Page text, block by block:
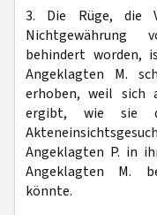
3. Die Rüge, die
Nichtgewährung
behindert worden,
Angeklagten M.
erhoben, weil sich
ergibt, wie sie
Angeklagten P. in
Angeklagten M.
könnte.